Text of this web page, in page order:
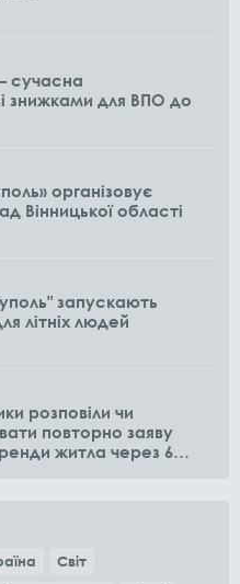
сучасна
знижками для ВПО до
організовує
Вінницької області
запускають
літніх людей
розповіли чи
повторно заяву
житла через 6
Світ